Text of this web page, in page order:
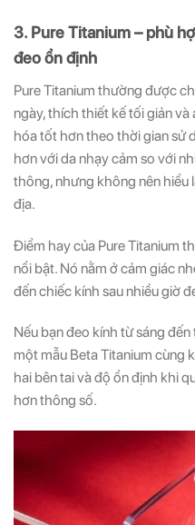
3. Pure Titanium – phù
đeo ổn định
Pure Titanium thường được
ngày, thích thiết kế tối giản
hóa tốt hơn theo thời gian sử
hơn với da nhạy cảm so với
thông, nhưng không nên
địa.
Điểm hay của Pure Titanium
nổi bật. Nó nằm ở cảm giác
đến chiếc kính sau nhiều giờ
Nếu bạn đeo kính từ sáng
một mẫu Beta Titanium cùng
hai bên tai và độ ổn định khi
hơn thông số.